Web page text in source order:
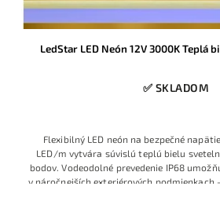
LedStar LED Neón 12V 3000K Teplá
✅ SKLADOM
Flexibilný LED neón na bezpečné
LED/m vytvára súvislú teplú bielu
bodov. Vodeodolné prevedenie IP68
v náročnejších exteriérových podmienkach